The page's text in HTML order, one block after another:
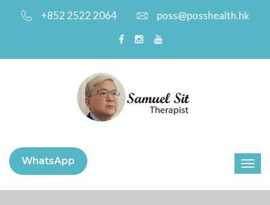
+852 2522 2064 poss@posshealth.hk
WhatsApp